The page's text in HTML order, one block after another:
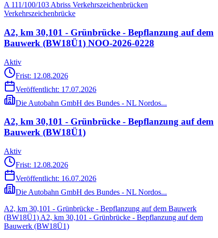
A 111/100/103 Abriss Verkehrszeichenbrücken
Verkehrszeichenbrücke
A2, km 30,101 - Grünbrücke - Bepflanzung auf dem
Bauwerk (BW18Ü1) NOO-2026-0228
Aktiv
Frist: 12.08.2026
Veröffentlicht: 17.07.2026
Die Autobahn GmbH des Bundes - NL Nordos...
A2, km 30,101 - Grünbrücke - Bepflanzung auf dem
Bauwerk (BW18Ü1)
Aktiv
Frist: 12.08.2026
Veröffentlicht: 16.07.2026
Die Autobahn GmbH des Bundes - NL Nordos...
A2, km 30,101 - Grünbrücke - Bepflanzung auf dem Bauwerk
(BW18Ü1) A2, km 30,101 - Grünbrücke - Bepflanzung auf dem
Bauwerk (BW18Ü1)